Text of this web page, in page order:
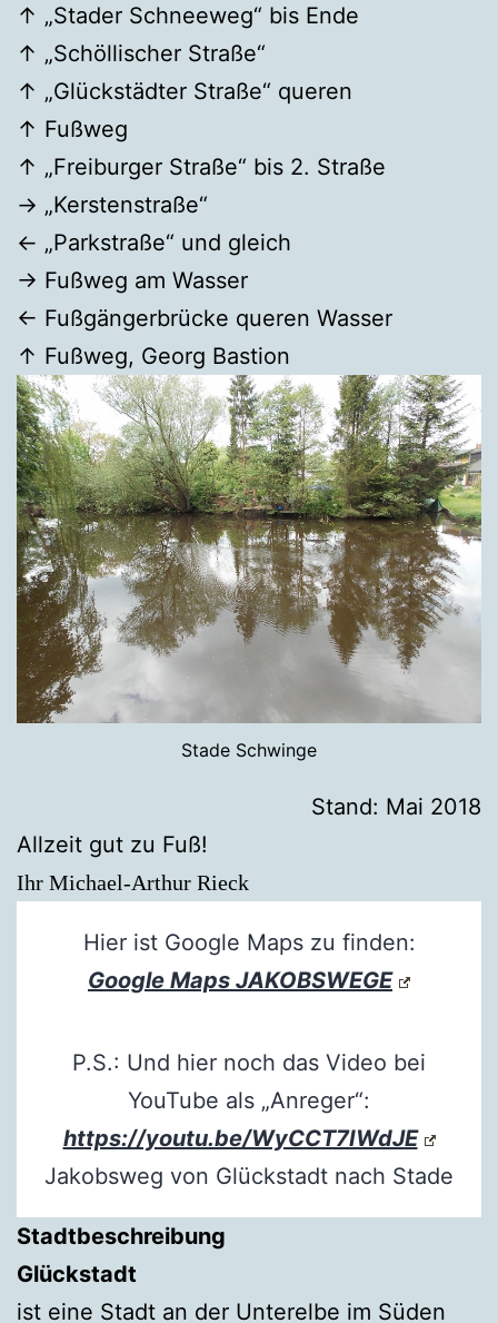
↑ „Stader Schneeweg“ bis Ende
↑ „Schöllischer Straße“
↑ „Glückstädter Straße“ queren
↑ Fußweg
↑ „Freiburger Straße“ bis 2. Straße
→ „Kerstenstraße“
← „Parkstraße“ und gleich
→ Fußweg am Wasser
← Fußgängerbrücke queren Wasser
↑ Fußweg, Georg Bastion
Stade Schwinge
Stand: Mai 2018
Allzeit gut zu Fuß!
Ihr Michael-Arthur Rieck
Hier ist Google Maps zu finden:
Google Maps JAKOBSWEGE
P.S.: Und hier noch das Video bei
YouTube als „Anreger“:
https://youtu.be/WyCCT7IWdJE
Jakobsweg von Glückstadt nach Stade
Stadtbeschreibung
Glückstadt
ist eine Stadt an der Unterelbe im Süden